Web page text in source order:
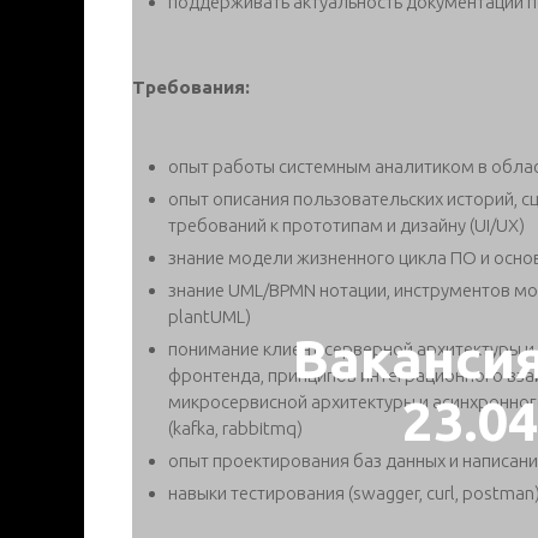
Требования:
опыт работы системным аналитиком в
опыт описания пользовательских историй,
требований к прототипам и дизайну (UI/UX)
знание модели жизненного цикла ПО и
знание UML/BPMN нотации, инструментов
plantUML)
понимание клиент-серверной архитектуры
фронтенда, принципов интеграционного
микросервисной архитектуры и
(kafka, rabbitmq)
опыт проектирования баз данных и
навыки тестирования (swagger, curl,